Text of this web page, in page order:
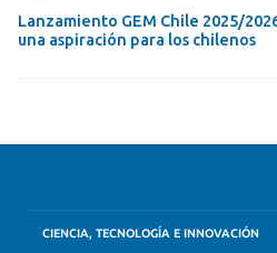
Lanzamiento GEM Chile 2025/
una aspiración para los chilenos
CIENCIA, TECNOLOGÍA E INNOVACIÓN